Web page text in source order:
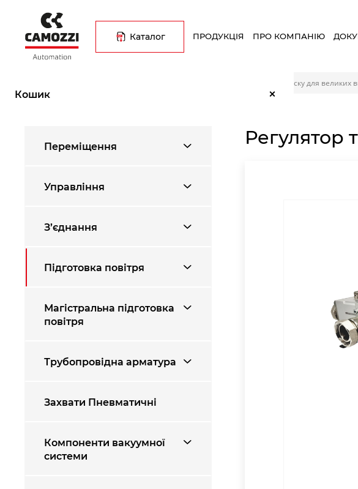
основного
вмісту
Каталог ПРОДУКЦІЯ ПРО КОМПАНІЮ
Кошик ×
навіґації
Регулятор тиску для великих
Переміщення
Управління
З’єднання
Підготовка повітря
Магістральна підготовка
повітря
Трубопровідна арматура
Захвати Пневматичні
Компоненти вакуумної
системи
Регулятор